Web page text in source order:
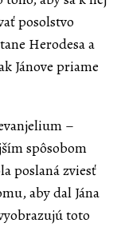
posolstvo
Herodesa a
Jánove priame
–
spôsobom
poslaná zviesť
aby dal Jána
toto